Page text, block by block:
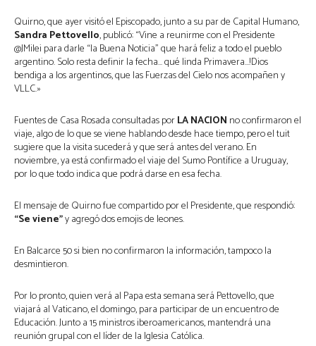
Quirno, que ayer visitó el Episcopado, junto a su par de Capital Humano,
Sandra Pettovello, publicó: “Vine a reunirme con el Presidente
@JMilei para darle “la Buena Noticia” que hará feliz a todo el pueblo
argentino. Solo resta definir la fecha… qué linda Primavera…!Dios
bendiga a los argentinos, que las Fuerzas del Cielo nos acompañen y
VLLC.»
Fuentes de Casa Rosada consultadas porLA NACION no confirmaron el
viaje, algo de lo que se viene hablando desde hace tiempo, pero el tuit
sugiere que la visita sucederá y que será antes del verano. En
noviembre, ya está confirmado el viaje del Sumo Pontífice a Uruguay,
por lo que todo indica que podrá darse en esa fecha.
El mensaje de Quirno fue compartido por el Presidente, que respondió:
“Se viene”y agregó dos emojis de leones.
En Balcarce 50 si bien no confirmaron la información, tampoco la
desmintieron.
Por lo pronto, quien verá al Papa esta semana será Pettovello, que
viajará al Vaticano, el domingo, para participar de un encuentro de
Educación. Junto a 15 ministros iberoamericanos, mantendrá una
reunión grupal con el líder de la Iglesia Católica.